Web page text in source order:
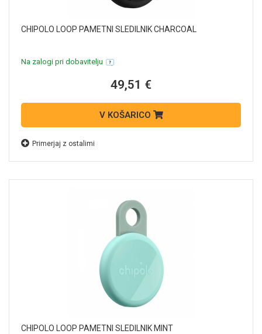
CHIPOLO LOOP PAMETNI SLEDILNIK CHARCOAL
Na zalogi pri dobavitelju
49,51 €
V KOŠARICO
Primerjaj z ostalimi
CHIPOLO LOOP PAMETNI SLEDILNIK MINT